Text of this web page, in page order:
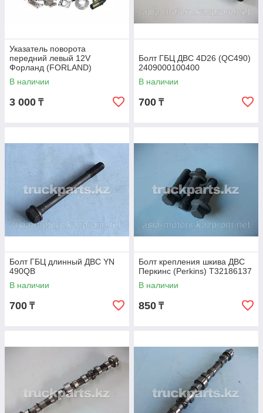
Указатель поворота
передний левый 12V
Форланд (FORLAND)
В наличии
3 000 ₸
Болт ГБЦ ДВС 4D26 (QC490)
2409000100400
В наличии
700 ₸
Болт ГБЦ длинный ДВС YN
490QB
В наличии
700 ₸
Болт крепления шкива ДВС
Перкинс (Perkins) T32186137
В наличии
850 ₸